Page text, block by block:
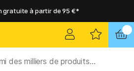
gratuite à partir de 95 €*
domicile ou point relais
gratuite à partir de 95 €*
domicile ou point relais